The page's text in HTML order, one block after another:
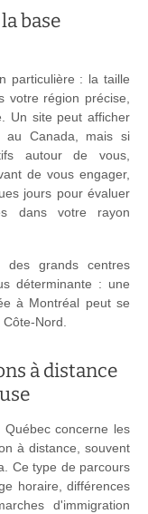
base
particulière : la taille
votre région précise,
Un site peut afficher
au Canada, mais si
autour de vous,
de vous engager,
jours pour évaluer
dans votre rayon
grands centres
déterminante : une
à Montréal peut se
Nord.
à distance
concerne les
à distance, souvent
Ce type de parcours
horaire, différences
d'immigration